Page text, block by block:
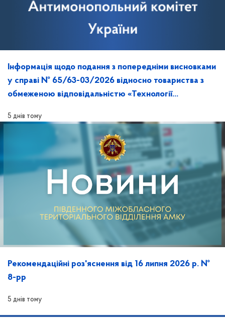
Інформація щодо подання з попередніми висновками
у справі № 65/63-03/2026 відносно товариства з
обмеженою відповідальністю «Технології
5 днів тому
Рекомендаційні роз'яснення від 16 липня 2026 р. №
8-рр
5 днів тому